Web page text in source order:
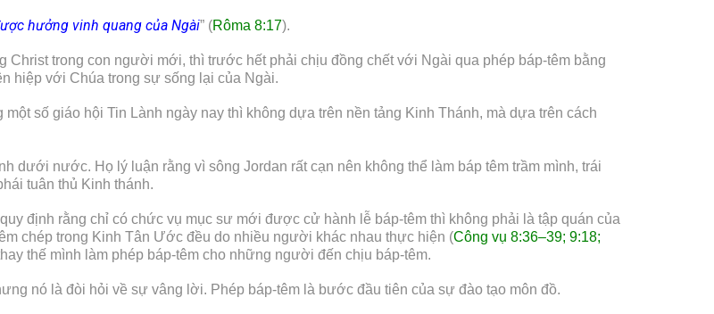
hưởng vinh quang của Ngài” (Rôma 8:17).
trong con người mới, thì trước hết phải chịu đồng chết với Ngài qua phép báp-têm bằng
hiệp với Chúa trong sự sống lại của Ngài.
số giáo hội Tin Lành ngày nay thì không dựa trên nền tảng Kinh Thánh, mà dựa trên cách
dưới nước. Họ lý luận rằng vì sông Jordan rất cạn nên không thể làm báp têm trầm mình, trái
tuân thủ Kinh thánh.
định rằng chỉ có chức vụ mục sư mới được cử hành lễ báp-têm thì không phải là tập quán của
chép trong Kinh Tân Ước đều do nhiều người khác nhau thực hiện (Công vụ 8:36–39; 9:18;
thế mình làm phép báp-têm cho những người đến chịu báp-têm.
nó là đòi hỏi về sự vâng lời. Phép báp-têm là bước đầu tiên của sự đào tạo môn đồ.